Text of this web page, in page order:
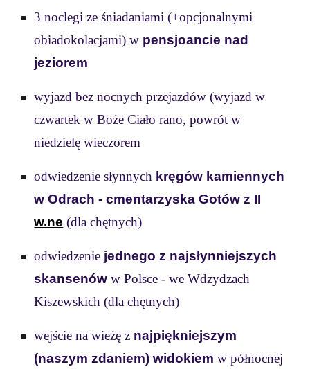
3 noclegi ze śniadaniami (+opcjonalnymi
obiadokolacjami) w pensjoancie nad
jeziorem
wyjazd bez nocnych przejazdów (wyjazd w
czwartek w Boże Ciało rano, powrót w
niedzielę wieczorem
odwiedzenie słynnych kręgów kamiennych
w Odrach - cmentarzyska Gotów z II
w.ne (dla chętnych)
odwiedzenie jednego z najsłynniejszych
skansenów w Polsce - we Wdzydzach
Kiszewskich(dla chętnych)
wejście na wieżę z najpiękniejszym
(naszym zdaniem) widokiem w północnej